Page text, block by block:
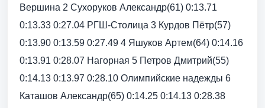
Вершина 2 Сухоруков Александр(61) 0:13.71
0:13.33 0:27.04 РГШ-Столица 3 Курдов Пётр(57)
0:13.90 0:13.59 0:27.49 4 Яшуков Артем(64) 0:14.16
0:13.91 0:28.07 Нагорная 5 Петров Дмитрий(55)
0:14.13 0:13.97 0:28.10 Олимпийские надежды 6
Каташов Александр(65) 0:14.25 0:14.13 0:28.38